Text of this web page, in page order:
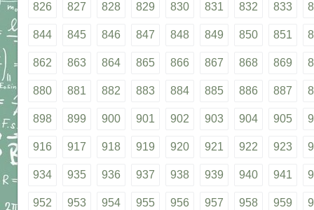
826 827 828 829 830 831 832 833
844 845 846 847 848 849 850 851
862 863 864 865 866 867 868 869
880 881 882 883 884 885 886 887
898 899 900 901 902 903 904 905
916 917 918 919 920 921 922 923
934 935 936 937 938 939 940 941
952 953 954 955 956 957 958 959